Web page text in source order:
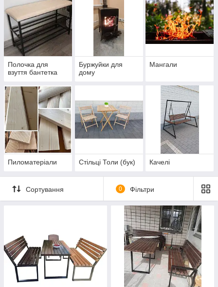
Полочка для
взуття бантетка
Буржуйки для
дому
Мангали
Пиломатеріали Стільці Толи (бук) Качелі
Сортування 0 Фільтри